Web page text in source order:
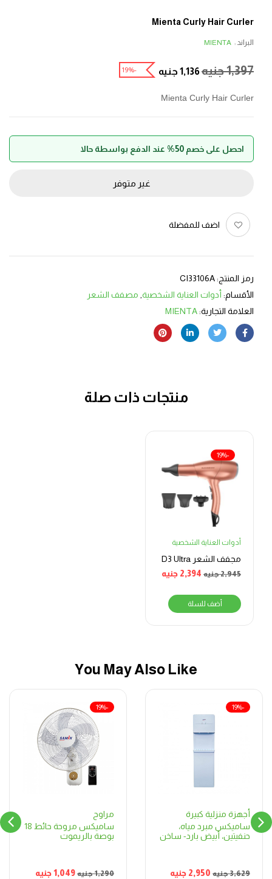
Mienta Curly Hair Curler
البراند : MIENTA
1,397جنيه1,136 جنيه -19%
Mienta Curly Hair Curler
احصل على خصم 50% عند الدفع بواسطة حالا
غير متوفر
اضف للمفضلة
رمز المنتج:CI33106A
الأقسام: أدوات العناية الشخصية مصفف الشعر
العلامة التجارية:MIENTA
منتجات ذات صلة
-19%
أدوات العناية الشخصية
مجفف الشعر D3 Ultra
2,945جنيه 2,394 جنيه
أضف للسلة
You May Also Like
أجهزة منزلية كبيرة
ساميكس مبرد مياه،
حنفيتين، أبيض بارد- ساخن
3,629جنيه 2,950 جنيه
-19%
مراوح
ساميكس مروحة حائط 18
بوصة بالريموت
1,290جنيه 1,049جنيه
-19%